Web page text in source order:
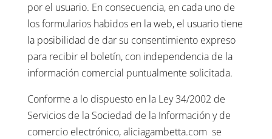
por el usuario. En consecuencia, en cada uno de
los formularios habidos en la web, el usuario tiene
la posibilidad de dar su consentimiento expreso
para recibir el boletín, con independencia de la
información comercial puntualmente solicitada.
Conforme a lo dispuesto en la Ley 34/2002 de
Servicios de la Sociedad de la Información y de
comercio electrónico, aliciagambetta.com se